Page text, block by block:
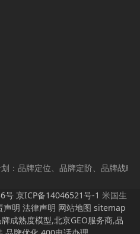
品牌定位、品牌定阶、品牌战略策
号 京ICP备14046521号-1 米国生
声明 法律声明 网站地图 sitemap
成熟度模型,北京GEO服务商,品